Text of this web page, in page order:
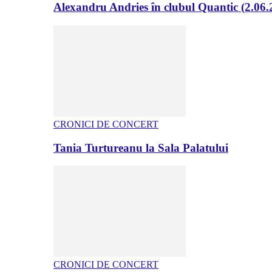
Alexandru Andries în clubul Quantic
CRONICI DE CONCERT
Tania Turtureanu la Sala Palatului
CRONICI DE CONCERT